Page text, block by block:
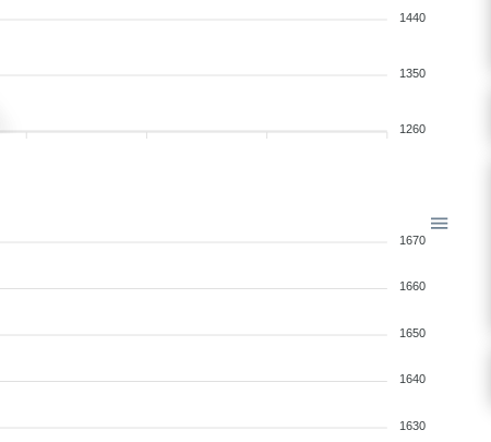
1440
1350
1260
1670
1660
1650
1640
1630